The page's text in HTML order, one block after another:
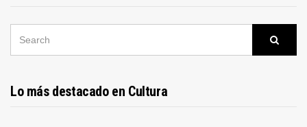
Lo más destacado en Cultura